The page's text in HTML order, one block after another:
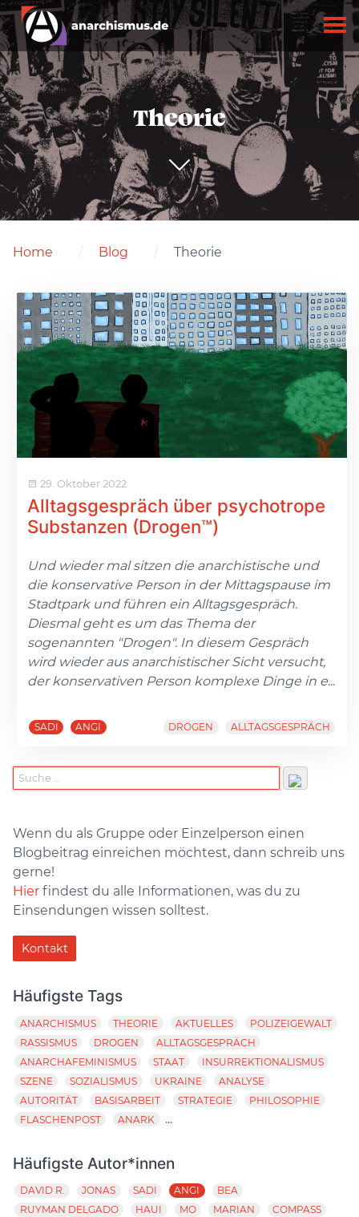
Theorie
Home Blog Theorie
29. Oktober 2022
Alltagsgespräch über psychotrope
Substanzen (Drogen™)
Und wieder mal sitzen die anarchistische und
die konservative Person in der Mittagspause im
Stadtpark und führen ein Alltagsgespräch.
Diesmal geht es um das Thema der
sogenannten "Drogen". In diesem Gespräch
wird wieder aus anarchistischer Sicht versucht,
der konservativen Person komplexe Dinge in e...
SADI ANGI DROGEN ALLTAGSGESPRÄCH
Wenn du als Gruppe oder Einzelperson einen
Blogbeitrag einreichen möchtest, dann schreib uns
gerne!
Hier findest du alle Informationen, was du zu
Einsendungen wissen solltest.
Kontakt
Häufigste Tags
ANARCHISMUS THEORIE AKTUELLES
POLIZEIGEWALT
RASSISMUS
DROGEN
ALLTAGSGESPRÄCH
ANARCHAFEMINISMUS
STAAT
INSURREKTIONALISMUS
SZENE
SOZIALISMUS UKRAINE
ANALYSE
AUTORITÄT
BASISARBEIT STRATEGIE
PHILOSOPHIE
FLASCHENPOST
ANARK ...
Häufigste Autor*innen
DAVID R. JONAS SADI ANGI
BEA
RUYMAN DELGADO
HAUI MO MARIAN
COMPASS